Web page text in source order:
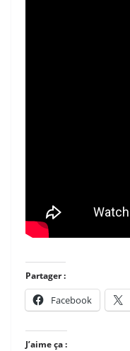
Partager :
Facebook
J’aime ça :